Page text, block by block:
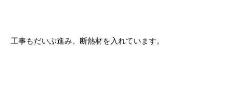
工事もだいぶ進み、断熱材を入れています。